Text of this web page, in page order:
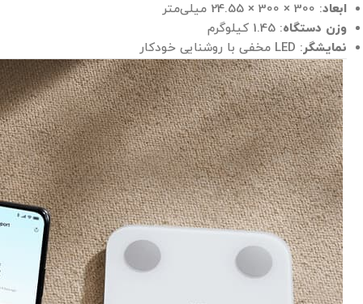
ابعاد: 300 × 300 × 24.55 میلی‌متر
وزن دستگاه: 1.45 کیلوگرم
نمایشگر: LED مخفی با روشنایی خودکار